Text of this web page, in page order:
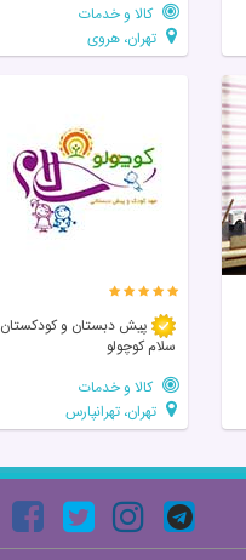
کالا و خدمات
تهران، هروی
پیش دبستان و کودکستان
سلام کوچولو
کالا و خدمات
تهران، تهرانپارس